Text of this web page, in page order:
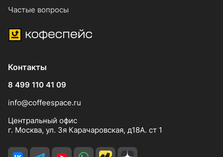
Частые вопросы
Контакты
8 499 110 41 09
info@coffeespace.ru
Центральный офис
г. Москва, ул. 3я Карачаровская, д18А. ст 1